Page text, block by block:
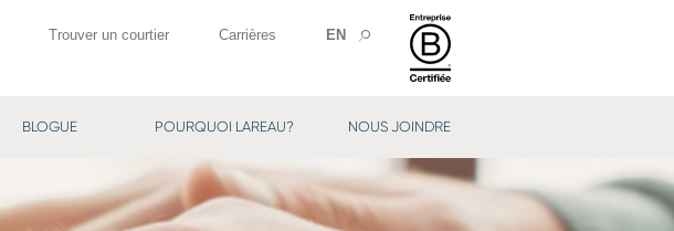
Trouver un courtier Carrières EN
BLOGUE POURQUOI LAREAU? NOUS JOINDRE